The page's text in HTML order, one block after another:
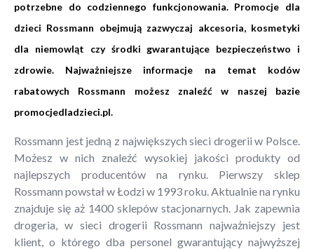
potrzebne do codziennego funkcjonowania. Promocje dla
dzieci Rossmann obejmują zazwyczaj akcesoria, kosmetyki
dla niemowląt czy środki gwarantujące bezpieczeństwo i
zdrowie. Najważniejsze informacje na temat kodów
rabatowych Rossmann możesz znaleźć w naszej bazie
promocjedladzieci.pl.
Rossmann jest jedną z największych sieci drogerii w Polsce.
Możesz w nich znaleźć wysokiej jakości produkty od
najlepszych producentów na rynku. Pierwszy sklep
Rossmann powstał w Łodzi w 1993 roku. Aktualnie na rynku
znajduje się aż 1400 sklepów stacjonarnych. Jak zapewnia
drogeria, w sieci drogerii Rossmann najważniejszy jest
klient, o którego dba personel gwarantujący najwyższej